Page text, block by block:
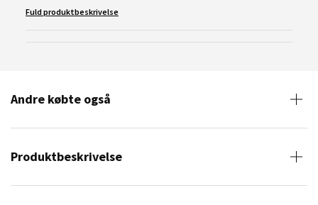
Fuld produktbeskrivelse
Andre købte også
Produktbeskrivelse